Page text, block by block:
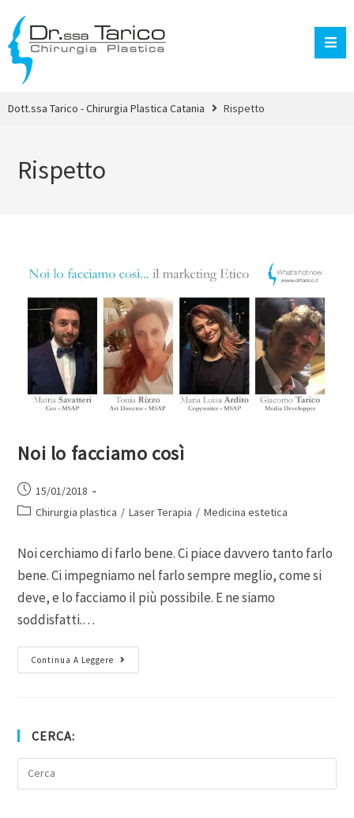
Dott.ssa Tarico - Chirurgia Plastica Catania Rispetto
Rispetto
Noi lo facciamo così
15/01/2018
Chirurgia plastica / Laser Terapia / Medicina estetica
Noi cerchiamo di farlo bene. Ci piace davvero tanto farlo
bene. Ci impegniamo nel farlo sempre meglio, come si
deve, e lo facciamo il più possibile. E ne siamo
soddisfatti.…
Continua A Leggere
CERCA: